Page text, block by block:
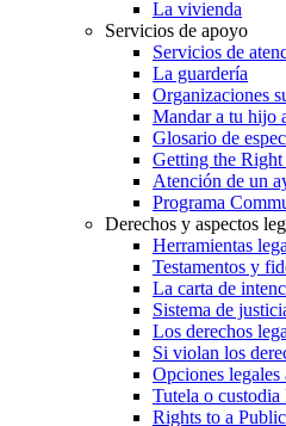
La vivienda
Servicios de apoyo
Servicios de
La guardería
Organizaciones
Mandar a tu hijo
Glosario de
Getting the
Atención de un
Programa
Derechos y aspectos
Herramientas
Testamentos y
La carta de
Sistema de
Los derechos
Si violan los
Opciones
Tutela o custodia
Rights to a